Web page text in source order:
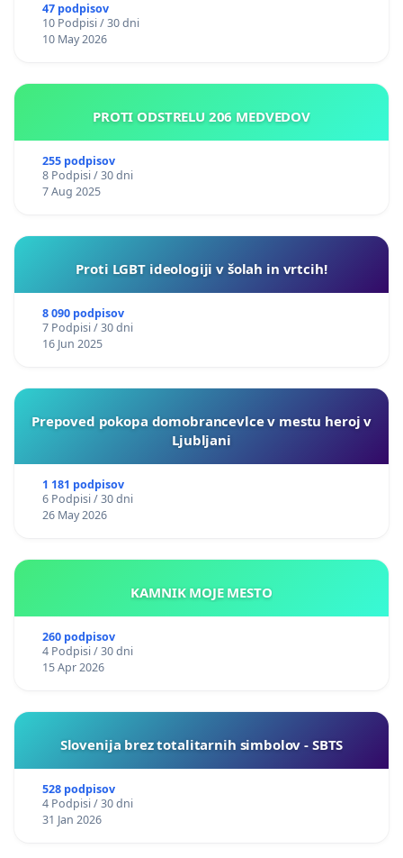
47 podpisov
10 Podpisi / 30 dni
10 May 2026
PROTI ODSTRELU 206 MEDVEDOV
255 podpisov
8 Podpisi / 30 dni
7 Aug 2025
Proti LGBT ideologiji v šolah in vrtcih!
8 090 podpisov
7 Podpisi / 30 dni
16 Jun 2025
Prepoved pokopa domobrancevlce v mestu heroj v
Ljubljani
1 181 podpisov
6 Podpisi / 30 dni
26 May 2026
KAMNIK MOJE MESTO
260 podpisov
4 Podpisi / 30 dni
15 Apr 2026
Slovenija brez totalitarnih simbolov - SBTS
528 podpisov
4 Podpisi / 30 dni
31 Jan 2026